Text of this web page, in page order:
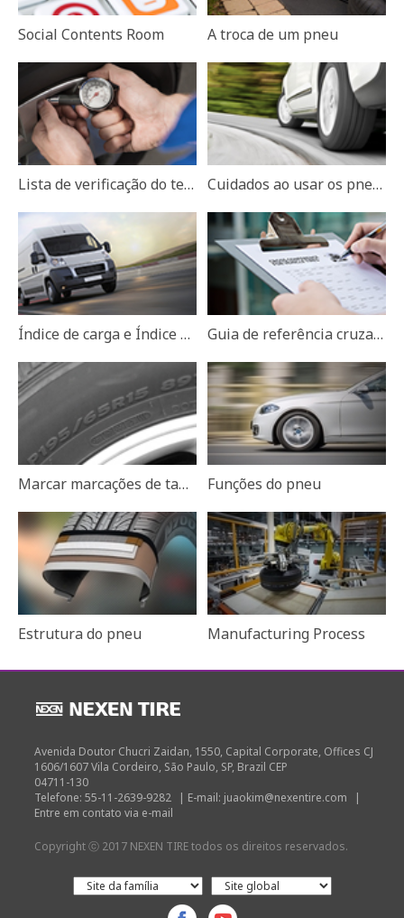
Social Contents Room A troca de um pneu
Lista de verificação do teste de pneus Cuidados ao usar os pneus
Índice de carga e Índice de velocidade Guia de referência cruzada para pneus de carros
Marcar marcações de tamanho Funções do pneu
Estrutura do pneu Manufacturing Process
Avenida Doutor Chucri Zaidan, 1550, Capital Corporate, Offices CJ
1606/1607 Vila Cordeiro, São Paulo, SP, Brazil CEP
04711-130
Telefone: 55-11-2639-9282
| E-mail: juaokim@nexentire.com
|
Entre em contato via e-mail
Copyright ⓒ 2017 NEXEN TIRE todos os direitos reservados.